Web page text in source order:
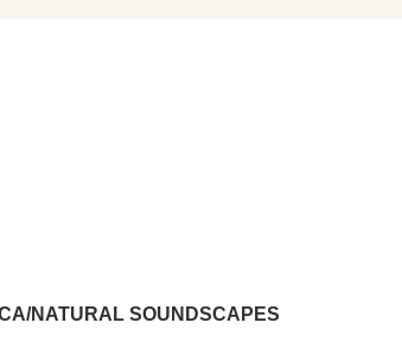
NATURAL SOUNDSCAPES